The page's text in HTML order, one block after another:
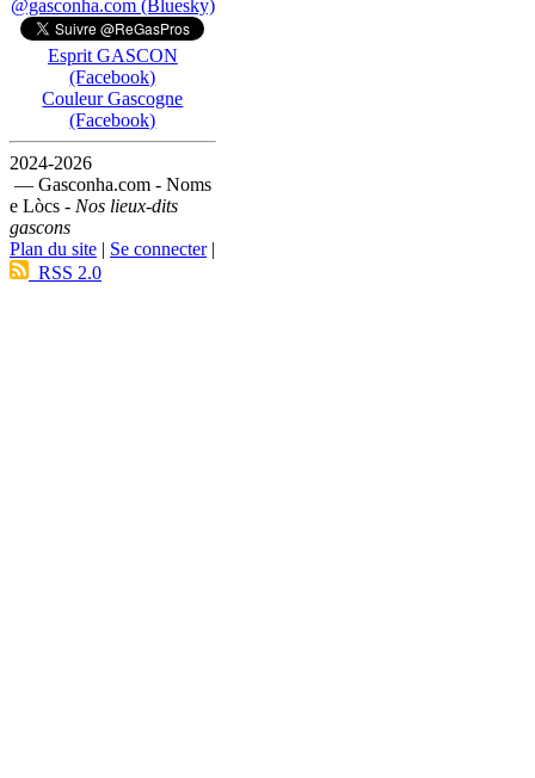
@gasconha.com (Bluesky)
Esprit GASCON
(Facebook)
Couleur Gascogne
(Facebook)
2024-2026
— Gasconha.com - Noms
e Lòcs - Nos lieux-dits
gascons
Plan du site | Se connecter|
RSS 2.0